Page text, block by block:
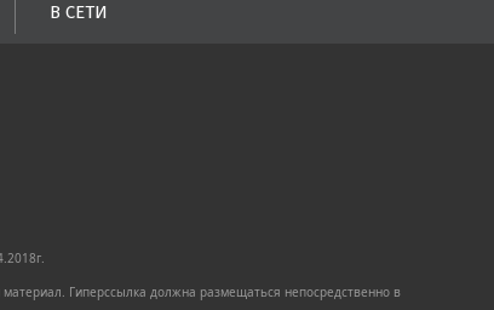
В СЕТИ
Гиперссылка должна размещаться непосредственно в